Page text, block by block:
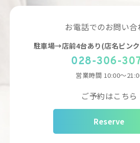
お電話でのお問い合
駐車場→店前4台あり(店名ピン
028-306-
営業時間 10:00～
ご予約はこちら
Reserve